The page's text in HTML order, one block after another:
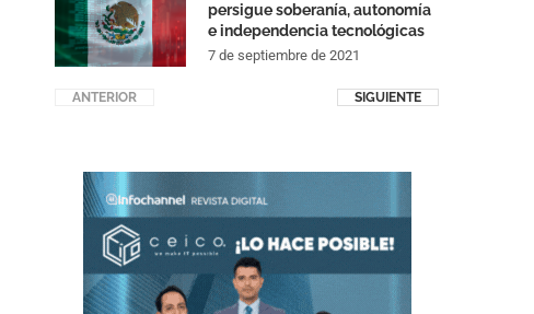
persigue soberanía, autonomía
e independencia tecnológicas
7 de septiembre de 2021
ANTERIOR SIGUIENTE